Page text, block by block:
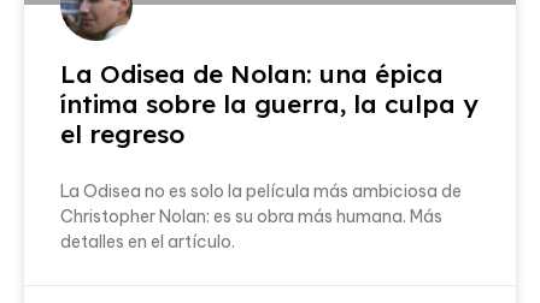
La Odisea de Nolan: una épica
íntima sobre la guerra, la culpa y
el regreso
La Odisea no es solo la película más ambiciosa de
Christopher Nolan: es su obra más humana. Más
detalles en el artículo.